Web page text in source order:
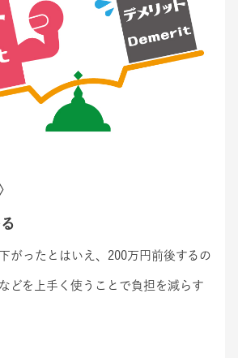
がったとはいえ、200万円前後するの
どを上手く使うことで負担を減らす